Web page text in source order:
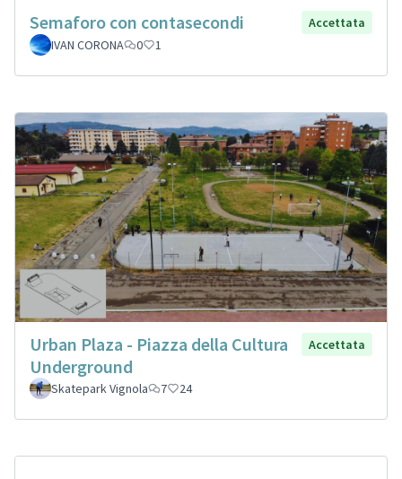
Semaforo con contasecondi
Accettata
IVAN CORONA
0 1
Urban Plaza - Piazza della Cultura
Underground
Accettata
Skatepark Vignola 7 24